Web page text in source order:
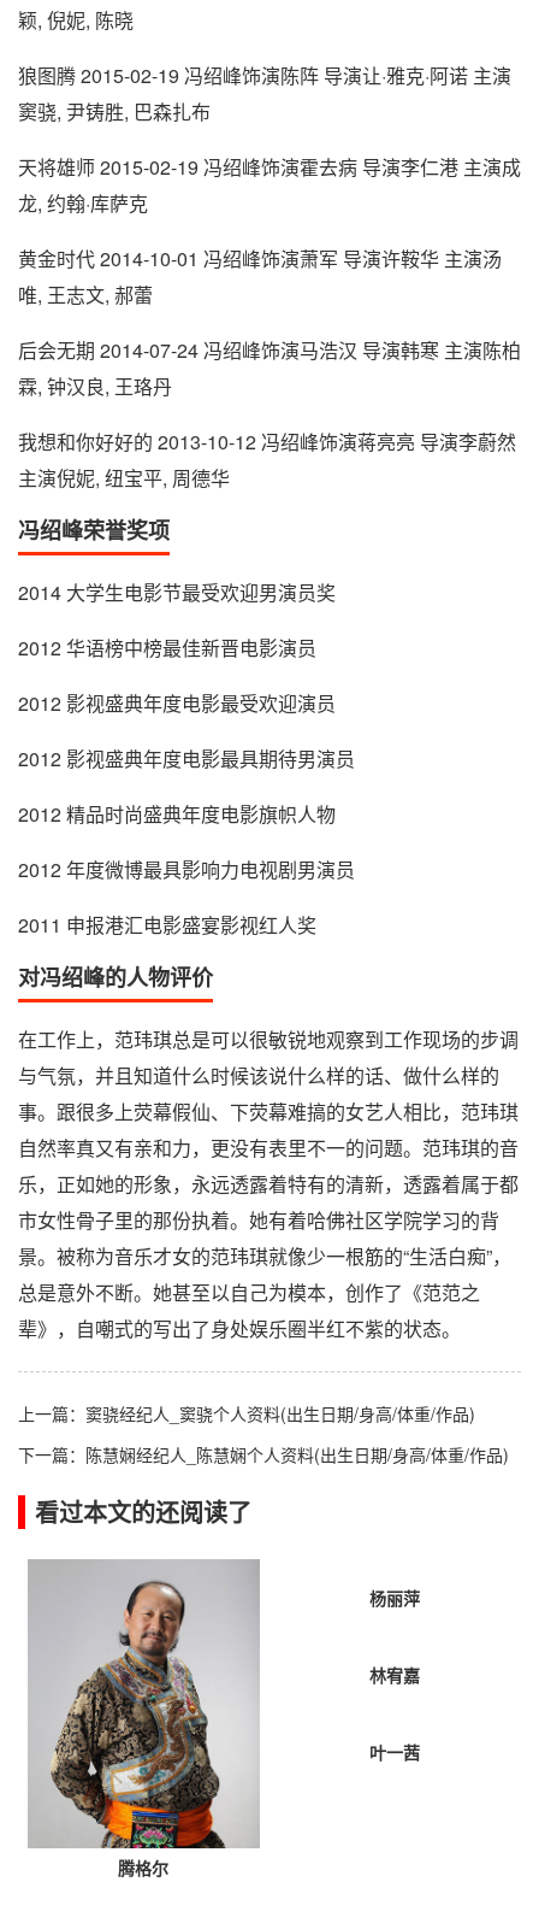
颖, 倪妮, 陈晓
狼图腾 2015-02-19 冯绍峰饰演陈阵 导演让·雅克·阿诺 主演
窦骁, 尹铸胜, 巴森扎布
天将雄师 2015-02-19 冯绍峰饰演霍去病 导演李仁港 主演成
龙, 约翰·库萨克
黄金时代 2014-10-01 冯绍峰饰演萧军 导演许鞍华 主演汤
唯, 王志文, 郝蕾
后会无期 2014-07-24 冯绍峰饰演马浩汉 导演韩寒 主演陈柏
霖, 钟汉良, 王珞丹
我想和你好好的 2013-10-12 冯绍峰饰演蒋亮亮 导演李蔚然
主演倪妮, 纽宝平, 周德华
冯绍峰荣誉奖项
2014 大学生电影节最受欢迎男演员奖
2012 华语榜中榜最佳新晋电影演员
2012 影视盛典年度电影最受欢迎演员
2012 影视盛典年度电影最具期待男演员
2012 精品时尚盛典年度电影旗帜人物
2012 年度微博最具影响力电视剧男演员
2011 申报港汇电影盛宴影视红人奖
对冯绍峰的人物评价
在工作上，范玮琪总是可以很敏锐地观察到工作现场的步调
与气氛，并且知道什么时候该说什么样的话、做什么样的
事。跟很多上荧幕假仙、下荧幕难搞的女艺人相比，范玮琪
自然率真又有亲和力，更没有表里不一的问题。范玮琪的音
乐，正如她的形象，永远透露着特有的清新，透露着属于都
市女性骨子里的那份执着。她有着哈佛社区学院学习的背
景。被称为音乐才女的范玮琪就像少一根筋的“生活白痴”，
总是意外不断。她甚至以自己为模本，创作了《范范之
辈》，自嘲式的写出了身处娱乐圈半红不紫的状态。
上一篇： 窦骁经纪人_窦骁个人资料(出生日期/身高/体重/作品)
下一篇： 陈慧娴经纪人_陈慧娴个人资料(出生日期/身高/体重/作品)
看过本文的还阅读了
腾格尔
杨丽萍
林宥嘉
叶一茜